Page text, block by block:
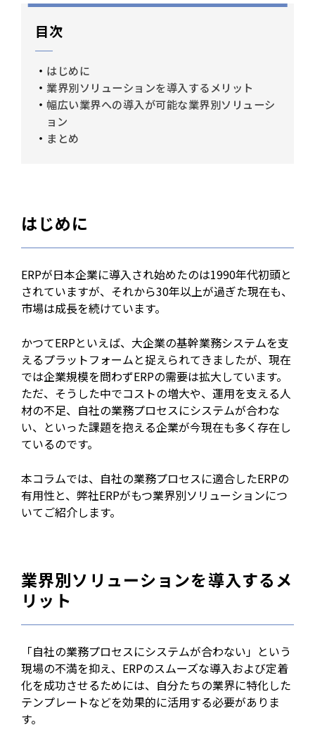
目次
はじめに
業界別ソリューションを導入するメリット
幅広い業界への導入が可能な業界別ソリューシ
ョン
まとめ
はじめに
ERPが日本企業に導入され始めたのは1990年代初頭と
されていますが、それから30年以上が過ぎた現在も、
市場は成長を続けています。
かつてERPといえば、大企業の基幹業務システムを支
えるプラットフォームと捉えられてきましたが、現在
では企業規模を問わずERPの需要は拡大しています。
ただ、そうした中でコストの増大や、運用を支える人
材の不足、 自社の業務プロセスにシステムが合わな
い、といった課題を抱える企業が今現在も多く存在し
ているのです。
本コラムでは、自社の業務プロセスに適合したERPの
有用性と、弊社ERPがもつ業界別ソリューションにつ
いてご紹介します。
業界別ソリューションを導入するメ
リット
「自社の業務プロセスにシステムが合わない」という
現場の不満を抑え、ERPのスムーズな導入および定着
化を成功させるためには、自分たちの業界に特化した
テンプレートなどを効果的に活用する必要がありま
す。